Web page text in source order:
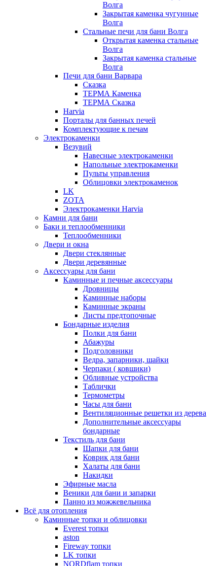
Волга
Закрытая каменка чугунные
Волга
Стальные печи для бани Волга
Открытая каменка стальные
Волга
Закрытая каменка стальные
Волга
Печи для бани Варвара
Сказка
ТЕРМА Каменка
ТЕРМА Сказка
Harvia
Порталы для банных печей
Комплектующие к печам
Электрокаменки
Везувий
Навесные электрокаменки
Напольные электрокаменки
Пульты управления
Облицовки электрокаменок
LK
ZOTA
Электрокаменки Harvia
Камни для бани
Баки и теплообменники
Теплообменники
Двери и окна
Двери стеклянные
Двери деревянные
Аксессуары для бани
Каминные и печные аксессуары
Дровницы
Каминные наборы
Каминные экраны
Листы предтопочные
Бондарные изделия
Полки для бани
Абажуры
Подголовники
Ведра, запарники, шайки
Черпаки ( ковшики)
Обливные устройства
Таблички
Термометры
Часы для бани
Вентиляционные решетки из дерева
Дополнительные аксессуары
бондарные
Текстиль для бани
Шапки для бани
Коврик для бани
Халаты для бани
Накидки
Эфирные масла
Веники для бани и запарки
Панно из можжевельника
Всё для отопления
Каминные топки и облицовки
Everest топки
aston
Fireway топки
LK топки
NORDflam топки